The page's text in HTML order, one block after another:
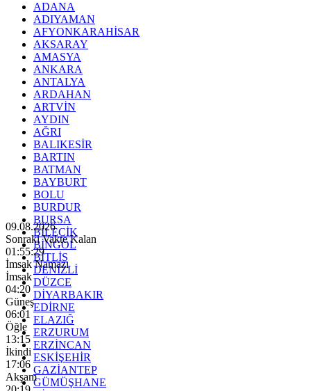
ADANA
ADIYAMAN
AFYONKARAHİSAR
AKSARAY
AMASYA
ANKARA
ANTALYA
ARDAHAN
ARTVİN
AYDIN
AĞRI
BALIKESİR
BARTIN
BATMAN
BAYBURT
BOLU
BURDUR
BURSA
BİLECİK
BİNGÖL
BİTLİS
DENİZLİ
DÜZCE
DİYARBAKIR
EDİRNE
ELAZIĞ
ERZURUM
ERZİNCAN
ESKİŞEHİR
GAZİANTEP
GÜMÜŞHANE
09.08.2026
Sonraki Vakte Kalan
01:55:28
İmsak Namazı
İmsak
04:20
Güneş
06:01
Öğle
13:15
İkindi
17:06
Akşam